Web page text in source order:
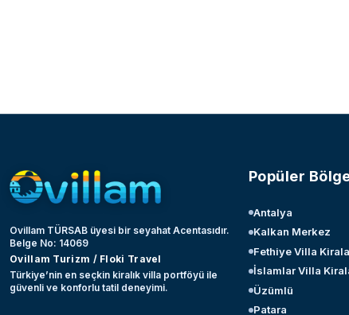
Ovillam TÜRSAB üyesi bir seyahat Acentasıdır.
Belge No: 14069
Ovillam Turizm / Floki Travel
Türkiye’nin en seçkin kiralık villa portföyü ile
güvenli ve konforlu tatil deneyimi.
Popüler
Antalya
Kalkan Merkez
Fethiye Villa
İslamlar Villa
Üzümlü
Patara